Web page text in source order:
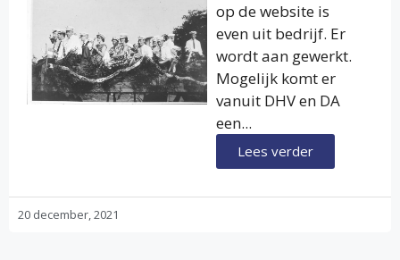
op de website is
even uit bedrijf. Er
wordt aan gewerkt.
Mogelijk komt er
vanuit DHV en DA
een...
Lees verder
20 december, 2021